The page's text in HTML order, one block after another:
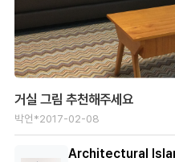
거실 그림 추천해주세요
박언*2017-02-08
Architectural